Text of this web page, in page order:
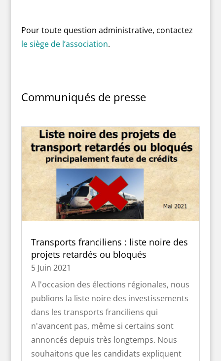
Pour toute question administrative, contactez
le siège de l’association.
Communiqués de presse
Transports franciliens : liste noire des
projets retardés ou bloqués
5 Juin 2021
A l'occasion des élections régionales, nous
publions la liste noire des investissements
dans les transports franciliens qui
n'avancent pas, même si certains sont
annoncés depuis très longtemps. Nous
souhaitons que les candidats expliquent